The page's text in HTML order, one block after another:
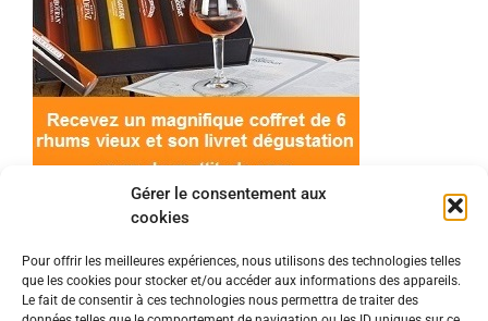
Gérer le consentement aux
cookies
Pour offrir les meilleures expériences, nous utilisons des technologies telles
que les cookies pour stocker et/ou accéder aux informations des appareils.
Le fait de consentir à ces technologies nous permettra de traiter des
© 2022 Meilleur-rhum.net - Tous droits réservés